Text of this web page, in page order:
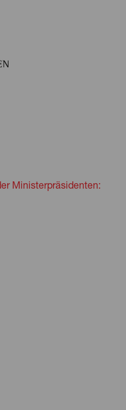
Ministerpräsidenten: